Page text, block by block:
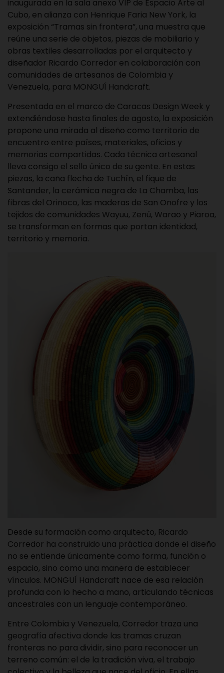
inaugurada en la sala anexo VIP de Espacio Arte al
Cubo, en alianza con Henrique Faria New York, la
exposición “Tramas sin frontera”, una muestra que
reúne una serie de objetos, piezas de mobiliario y
obras textiles desarrolladas por el arquitecto y
diseñador Ricardo Corredor en colaboración con
comunidades de artesanos de Colombia y
Venezuela, para MONGUÍ Handcraft.
Presentada en el marco de Caracas Design Week y
extendiéndose hasta finales de agosto, la exposición
propone una mirada al diseño como territorio de
encuentro entre países, materiales, oficios y
memorias compartidas. Cada técnica artesanal
lleva consigo el sello único de su gente. En estas
piezas, la caña flecha de Tuchín, el fique de
Santander, la cerámica negra de La Chamba, las
fibras del Orinoco, las maderas de San Onofre y los
tejidos de comunidades Wayuu, Zenú, Warao y Piaroa,
se transforman en formas que portan identidad,
territorio y memoria.
Desde su formación como arquitecto, Ricardo
Corredor ha construido una práctica donde el diseño
no se entiende únicamente como forma, función o
espacio, sino como una manera de establecer
vínculos. MONGUÍ Handcraft nace de esa relación
profunda con lo hecho a mano, articulando técnicas
ancestrales con un lenguaje contemporáneo.
Entre Colombia y Venezuela, Corredor traza una
geografía afectiva donde las tramas cruzan
fronteras no para dividir, sino para reconocer un
terreno común: el de la tradición viva, el trabajo